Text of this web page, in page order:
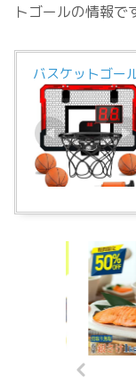
トゴールの情報で
バスケットゴー